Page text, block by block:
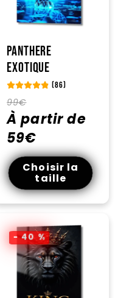
Panthere
Exotique
(86)
Prix
habituel
99€
promotionnel
À partir de
59€
Choisir la
taille
- 40 %